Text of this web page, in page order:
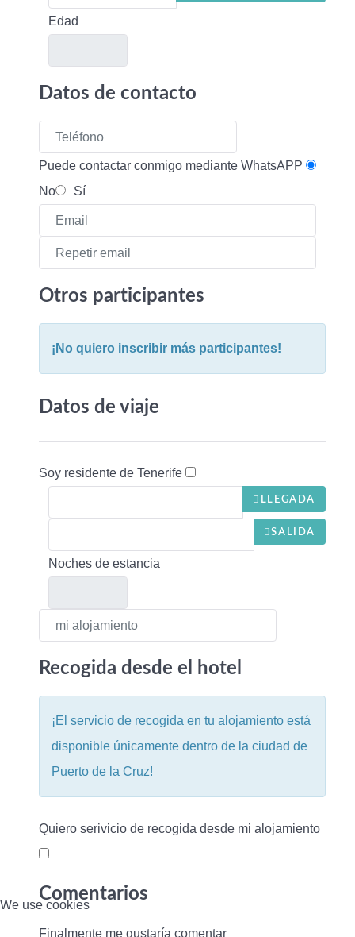
Edad
Datos de contacto
Puede contactar conmigo mediante WhatsAPP
No
Sí
Otros participantes
¡No quiero inscribir más participantes!
Datos de viaje
Soy residente de Tenerife
LLEGADA
SALIDA
Noches de estancia
Recogida desde el hotel
¡El servicio de recogida en tu alojamiento está
disponible únicamente dentro de la ciudad de
Puerto de la Cruz!
Quiero serivicio de recogida desde mi alojamiento
Comentarios
Finalmente me gustaría comentar
We use cookies